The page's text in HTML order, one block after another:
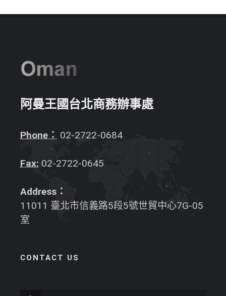
阿曼王國台北商務辦事處
Phone： 02-2722-0684
Fax: 02-2722-0645
Address：
11011 臺北市信義路5段5號世貿中心7G-05
室
CONTACT US